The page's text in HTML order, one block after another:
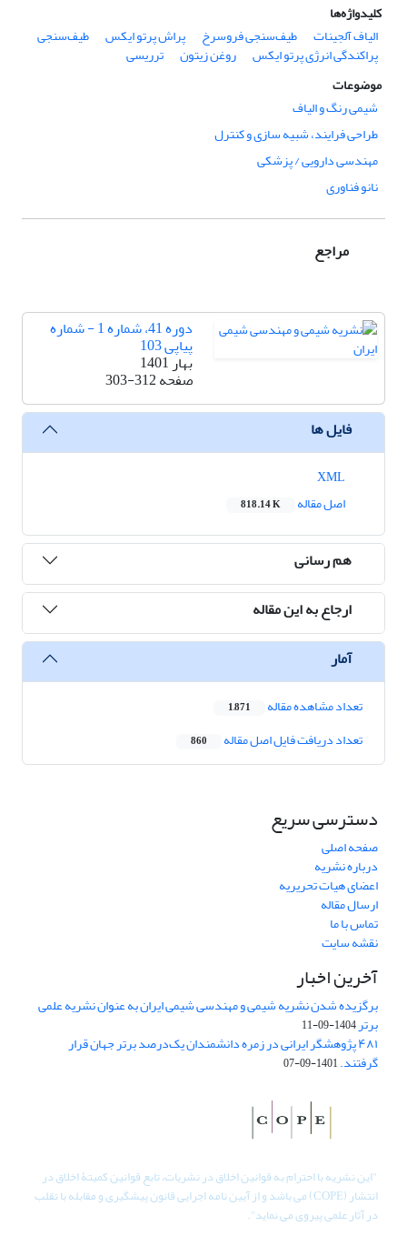
کلیدواژه‌ها
الیاف آلجینات
طیف‌سنجی فروسرخ پراش پرتو ایکس طیف‌سنجی
پراکندگی انرژی پرتو ایکس روغن زیتون
ترریسی
موضوعات
شیمی رنگ و الیاف
طراحی فرایند، شبیه سازی و کنترل
مهندسی دارویی / پزشکی
نانو فناوری
مراجع
دوره 41، شماره 1 - شماره
پیاپی 103
بهار 1401
صفحه303-312
فایل ها
اصل مقاله
818.14 K
هم رسانی
ارجاع به این مقاله
آمار
تعداد مشاهده مقاله 1,871
تعداد دریافت فایل اصل مقاله 860
دسترسی سریع
صفحه اصلی
درباره نشریه
اعضای هیات تحریریه
ارسال مقاله
تماس با ما
نقشه سایت
آخرین اخبار
برگزیده شدن نشریه شیمی و مهندسی شیمی ایران به عنوان نشریه علمی
برتر1404-09-11
۴۸۱ پژوهشگر ایرانی در زمره دانشمندان یک‌درصد برتر جهان قرار
گرفتند.1401-09-07
"این نشریه با احترام به قوانین اخلاق در نشریات، تابع قوانین کمیتۀ اخلاق در
انتشار (COPE) می باشد و از آیین نامه اجرایی قانون پیشگیری و مقابله با تقلب
در آثار علمی پیروی می نماید".